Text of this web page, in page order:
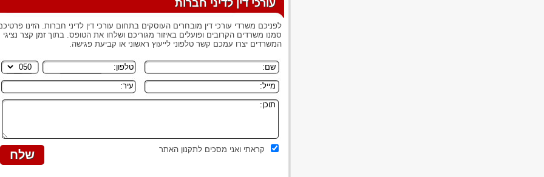
עורכי דין לדיני חברות
לפניכם משרדי עורכי דין מובחרים העוסקים בתחום עורכי דין לדיני חברות. הזינו
סמנו משרדים הקרובים ופועלים באיזור מגוריכם ושלחו את הטופס. בתוך זמן קצר נציגי
המשרדים יצרו עמכם קשר טלפוני לייעוץ ראשוני או קביעת פגישה.
קראתי ואני מסכים לתקנון האתר